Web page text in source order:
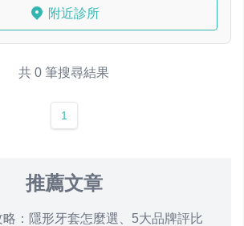
附近診所
共 0 筆搜尋結果
1
推薦文章
略：隱形牙套怎麼選、5大品牌評比